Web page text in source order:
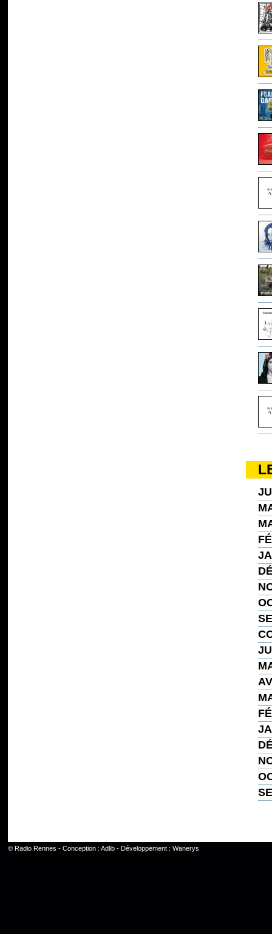
© Radio Rennes - Conception : Adlib- Développement : Wanerys